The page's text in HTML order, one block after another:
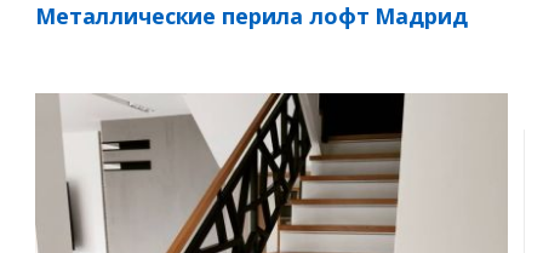
Металлические перила лофт Мадрид